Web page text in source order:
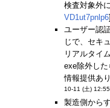
検査対象外
VD1ut7pnlp6]
ユーザー認
じで、セキ
リアルタイ
exe除外した
情報提供あ
10-11 (土)
製造側から